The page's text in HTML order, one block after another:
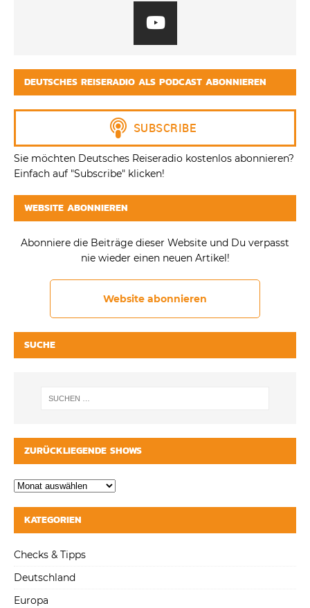
DEUTSCHES REISERADIO ALS PODCAST ABONNIEREN
Sie möchten Deutsches Reiseradio kostenlos abonnieren?
Einfach auf "Subscribe" klicken!
WEBSITE ABONNIEREN
Abonniere die Beiträge dieser Website und Du verpasst
nie wieder einen neuen Artikel!
Website abonnieren
SUCHE
ZURÜCKLIEGENDE SHOWS
KATEGORIEN
Checks & Tipps
Deutschland
Europa